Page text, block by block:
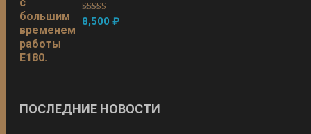
Оценка 5.00
из 5
8,500₽
ПОСЛЕДНИЕ НОВОСТИ